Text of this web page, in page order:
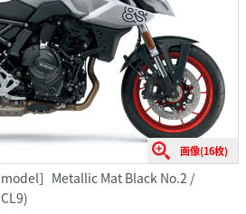
画像(16枚)
model］Metallic Mat Black No.2 /